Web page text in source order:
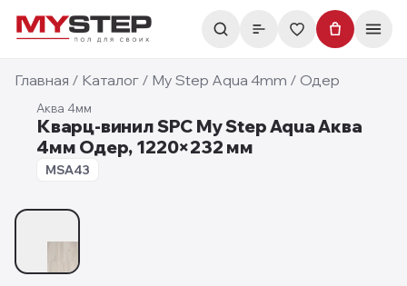
Главная / Каталог / My Step Aqua 4mm / Одер
4 мм
Аква 4мм
Кварц-винил SPC My Step Aqua Аква
4мм Одер, 1220×232 мм
MSA43